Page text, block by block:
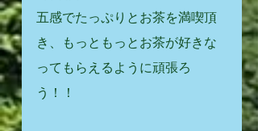
五感でたっぷりとお茶を満喫頂
き、もっともっとお茶が好きな
ってもらえるように頑張ろ
う！！